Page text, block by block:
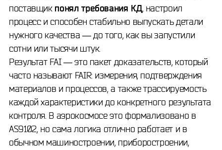
поставщик понял требования КД, настроил
процесс и способен стабильно выпускать детали
нужного качества — до того, как вы запустили
сотни или тысячи штук.
Результат FAI — это пакет доказательств, который
часто называют FAIR: измерения, подтверждения
материалов и процессов, а также трассируемость
каждой характеристики до конкретного результата
контроля. В аэрокосмосе это формализовано в
AS9102, но сама логика отлично работает и в
обычном машиностроении, приборостроении,